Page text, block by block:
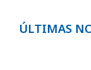
ÚLTIMAS